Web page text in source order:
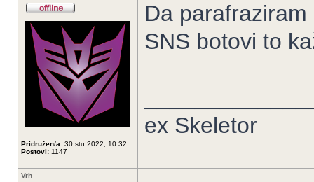
Pridružen/a: 30 stu 2022, 10:32
Postovi: 1147
Da
SNS botovi to
ex Skeletor
Vrh